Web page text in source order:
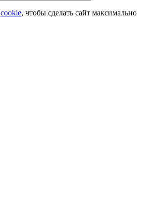
cookie, чтобы сделать сайт максимально